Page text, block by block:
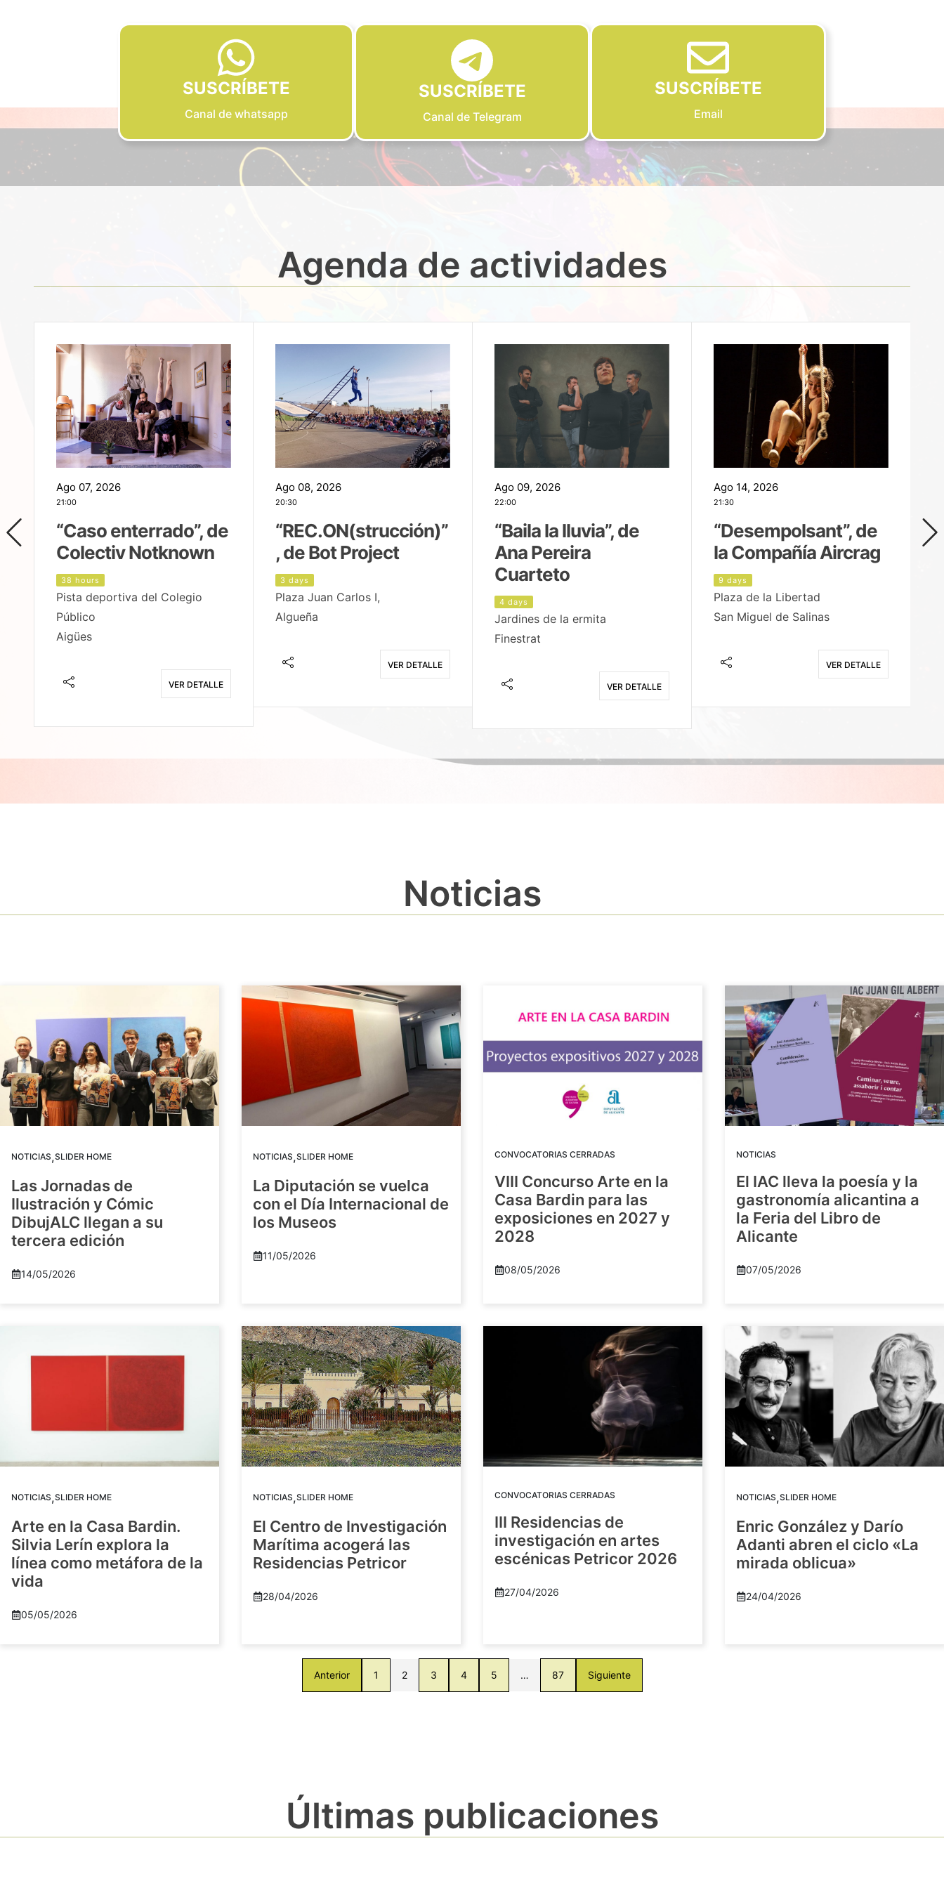
SUSCRÍBETE
Canal de whatsapp
SUSCRÍBETE
Canal de Telegram
SUSCRÍBETE
Email
Agenda de actividades
Ago 07, 2026
21:00
“Caso enterrado”, de
Colectiv Notknown
38 hours
Pista deportiva del Colegio
Público
Aigües
VER DETALLE
Ago 08, 2026
20:30
“REC.ON(strucción)”
, de Bot Project
3 days
Plaza Juan Carlos I,
Algueña
VER DETALLE
Ago 09, 2026
22:00
“Baila la lluvia”, de
Ana Pereira
Cuarteto
4 days
Jardines de la ermita
Finestrat
VER DETALLE
Ago 14, 2026
21:30
“Desempolsant”, de
la Compañía Aircrag
9 days
Plaza de la Libertad
San Miguel de Salinas
VER DETALLE
Noticias
NOTICIAS,SLIDER HOME
Las Jornadas de
Ilustración y Cómic
DibujALC llegan a su
tercera edición
14/05/2026
NOTICIAS,SLIDER HOME
La Diputación se vuelca
con el Día Internacional de
los Museos
11/05/2026
CONVOCATORIAS CERRADAS
VIII Concurso Arte en la
Casa Bardin para las
exposiciones en 2027 y
2028
08/05/2026
NOTICIAS
El IAC lleva la poesía y la
gastronomía alicantina a
la Feria del Libro de
Alicante
07/05/2026
NOTICIAS,SLIDER HOME
Arte en la Casa Bardin.
Silvia Lerín explora la
línea como metáfora de la
vida
05/05/2026
NOTICIAS,SLIDER HOME
El Centro de Investigación
Marítima acogerá las
Residencias Petricor
28/04/2026
CONVOCATORIAS CERRADAS
III Residencias de
investigación en artes
escénicas Petricor 2026
27/04/2026
NOTICIAS,SLIDER HOME
Enric González y Darío
Adanti abren el ciclo «La
mirada oblicua»
24/04/2026
Anterior 1 2 3 4 5 … 87 Siguiente
Últimas publicaciones